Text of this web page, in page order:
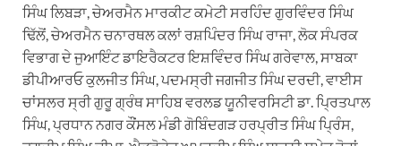
ਸਿੰਘ ਲਿਬੜਾ, ਚੇਅਰਮੈਨ ਮਾਰਕੀਟ ਕਮੇਟੀ ਸਰਹਿੰਦ ਗੁਰਵਿੰਦਰ ਸਿੰਘ
ਢਿੱਲੋਂ, ਚੇਅਰਮੈਨ ਚਨਾਰਥਲ ਕਲਾਂ ਰਸ਼ਪਿੰਦਰ ਸਿੰਘ ਰਾਜਾ, ਲੋਕ ਸੰਪਰਕ
ਵਿਭਾਗ ਦੇ ਜੁਆਇੰਟ ਡਾਇਰੈਕਟਰ ਇਸ਼ਵਿੰਦਰ ਸਿੰਘ ਗਰੇਵਾਲ, ਸਾਬਕਾ
ਡੀਪੀਆਰਓ ਕੁਲਜੀਤ ਸਿੰਘ, ਪਦਮਸ੍ਰੀ ਜਗਜੀਤ ਸਿੰਘ ਦਰਦੀ, ਵਾਈਸ
ਚਾਂਸਲਰ ਸ੍ਰੀ ਗੁਰੂ ਗ੍ਰੰਥ ਸਾਹਿਬ ਵਰਲਡ ਯੂਨੀਵਰਸਿਟੀ ਡਾ. ਪ੍ਰਿਤਪਾਲ
ਸਿੰਘ, ਪ੍ਰਧਾਨ ਨਗਰ ਕੌਂਸਲ ਮੰਡੀ ਗੋਬਿੰਦਗੜ ਹਰਪ੍ਰੀਤ ਸਿੰਘ ਪ੍ਰਿੰਸ,